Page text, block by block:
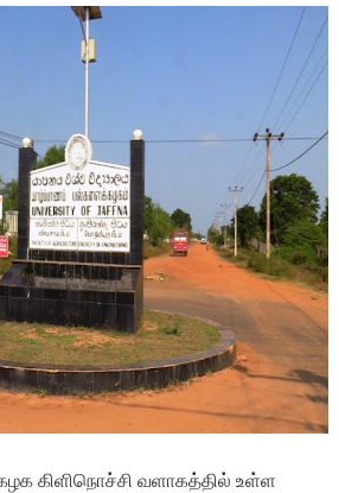
கிளிநொச்சி வளாகத்தில் உள்ள